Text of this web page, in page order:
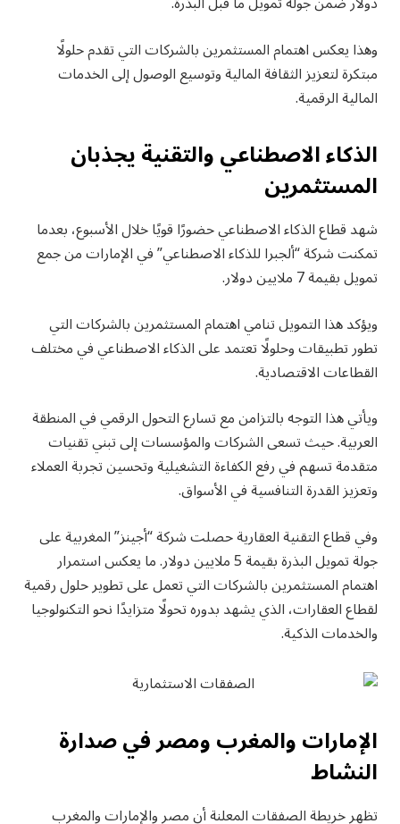
وهذا يعكس اهتمام المستثمرين بالشركات التي تقدم حلولًا
مبتكرة لتعزيز الثقافة المالية وتوسيع الوصول إلى الخدمات
المالية الرقمية.
الذكاء الاصطناعي والتقنية يجذبان
المستثمرين
شهد قطاع الذكاء الاصطناعي حضورًا قويًا خلال الأسبوع، بعدما
تمكنت شركة “ألجبرا للذكاء الاصطناعي” في الإمارات من جمع
تمويل بقيمة 7 ملايين دولار.
ويؤكد هذا التمويل تنامي اهتمام المستثمرين بالشركات التي
تطور تطبيقات وحلولًا تعتمد على الذكاء الاصطناعي في مختلف
القطاعات الاقتصادية.
ويأتي هذا التوجه بالتزامن مع تسارع التحول الرقمي في المنطقة
العربية. حيث تسعى الشركات والمؤسسات إلى تبني تقنيات
متقدمة تسهم في رفع الكفاءة التشغيلية وتحسين تجربة العملاء
وتعزيز القدرة التنافسية في الأسواق.
وفي قطاع التقنية العقارية حصلت شركة “أجينز” المغربية على
جولة تمويل البذرة بقيمة 5 ملايين دولار. ما يعكس استمرار
اهتمام المستثمرين بالشركات التي تعمل على تطوير حلول رقمية
لقطاع العقارات، الذي يشهد بدوره تحولًا متزايدًا نحو التكنولوجيا
والخدمات الذكية.
الإمارات والمغرب ومصر في صدارة
النشاط
تظهر خريطة الصفقات المعلنة أن مصر والإمارات والمغرب